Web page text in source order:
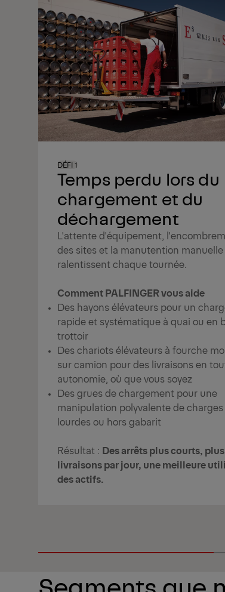
Temps perdu lors du
chargement et du
déchargement
DÉFI 1
L'attente d'équipement,
des sites et la manutention manuelle
ralentissent chaque tournée.
Comment PALFINGER vous aide
Des hayons élévateurs pour un
rapide et systématique à quai ou en
trottoir
Des chariots élévateurs à fourche
sur camion pour des livraisons en
autonomie, où que vous soyez
Des grues de chargement pour une
manipulation polyvalente de charges
lourdes ou hors gabarit
Résultat : Des arrêts plus courts,
livraisons par jour, une meilleure
des actifs.